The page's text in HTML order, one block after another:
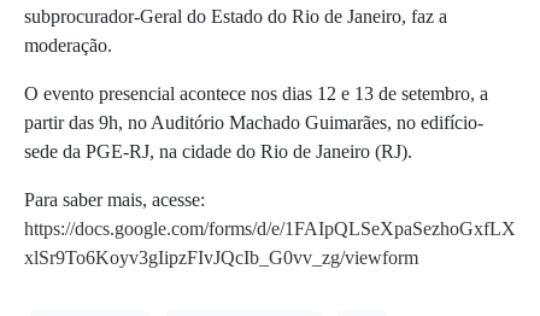
subprocurador-Geral do Estado do Rio de Janeiro, faz a
moderação.
O evento presencial acontece nos dias 12 e 13 de setembro, a
partir das 9h, no Auditório Machado Guimarães, no edifício-
sede da PGE-RJ, na cidade do Rio de Janeiro (RJ).
Para saber mais, acesse:
https://docs.google.com/forms/d/e/1FAIpQLSeXpaSezhoGxfLX
xlSr9To6Koyv3gIipzFIvJQcIb_G0vv_zg/viewform